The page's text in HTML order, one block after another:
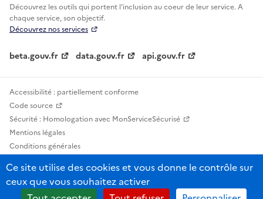
Découvrez les outils qui portent l'inclusion aucoeur de leur service. A
chaque service, son objectif.
Découvrez nos services
beta.gouv.fr data.gouv.fr api.gouv.fr
Accessibilité : partiellement conforme
Code source
Sécurité : Homologation avec MonServiceSécurisé
Mentions légales
Conditions générales
Statistiques, lexiques et indicateurs
Sauf mention contraire, tous les contenus de ce site sont sous licence
Ce site utilise des cookies et vous donne le contrôle sur
ceux que vous souhaitez activer